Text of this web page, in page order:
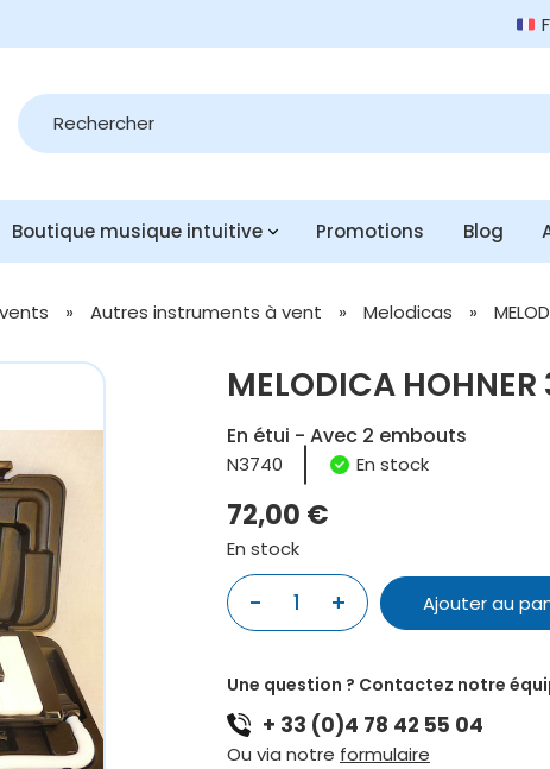
Recherche
de
produits
Boutique musique intuitive Promotions Blog
» Autres instruments à vent » Melodicas »
MELODICA HOHNER
En étui - Avec 2 embouts
N3740 En stock
72,00 €
En stock
-
quantité
HOHNER
32
NOTES
NOIR
+ Ajouter au
Une question ? Contactez notre
+ 33 (0)4 78 42 55 04
Ou via notre formulaire